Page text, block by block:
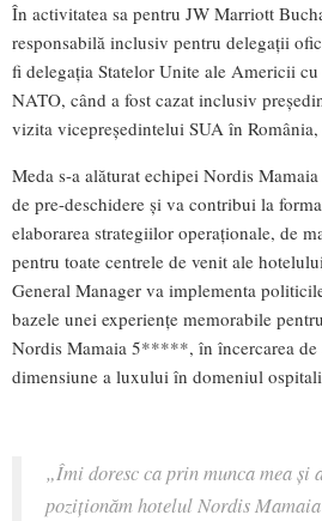
În activitatea sa pentru JW Marriott
responsabilă inclusiv pentru delegații
fi delegația Statelor Unite ale Americii
NATO, când a fost cazat inclusiv
vizita vicepreședintelui SUA în
Meda s-a alăturat echipei Nordis
de pre-deschidere și va contribui la
elaborarea strategiilor operaționale, de
pentru toate centrele de venit ale
General Manager va implementa
bazele unei experiențe memorabile
Nordis Mamaia 5*****, în încercarea de
dimensiune a luxului în domeniul
„Îmi doresc ca prin munca mea și
poziționăm hotelul Nordis